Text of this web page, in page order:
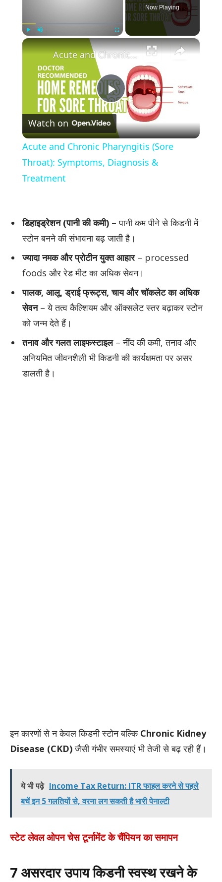
Fullscreen
Now Playing
×
Play
Video
Acute and Chronic Pharyngitis (Sore Throat): Symptoms, Diagnosis & Treatment
Watch on
Acute and Chronic Pharyngitis (Sore
Throat): Symptoms, Diagnosis &
Treatment
डिहाइड्रेशन (पानी की कमी) – पानी कम पीने से किडनी में
स्टोन बनने की संभावना बढ़ जाती है।
ज्यादा नमक और प्रोटीन युक्त आहार– processed
foods और रेड मीट का अधिक सेवन।
पालक, आलू, ड्राई फ्रूट्स, चाय और चॉकलेट का अधिक
सेवन– ये तत्व कैल्शियम और ऑक्सलेट स्तर बढ़ाकर स्टोन
को जन्म देते हैं।
तनाव और गलत लाइफस्टाइल– नींद की कमी, तनाव और
अनियमित जीवनशैली भी किडनी की कार्यक्षमता पर असर
डालती है।
इन कारणों से न केवल किडनी स्टोन बल्कि Chronic Kidney
Disease (CKD)जैसी गंभीर समस्याएं भी तेजी से बढ़ रही हैं।
ये भी पढ़े Income Tax Return: ITR फाइल करने से पहले
बचें इन 5 गलतियों से, वरना लग सकती है भारी पेनाल्टी
स्टेट लेवल ओपन चेस टूर्नामेंट के चैंपियन का समापन
7 असरदार उपाय किडनी स्वस्थ रखने के